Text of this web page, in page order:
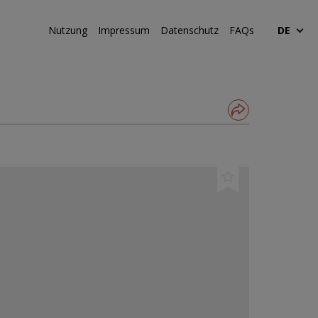
Nutzung Impressum Datenschutz FAQs DE